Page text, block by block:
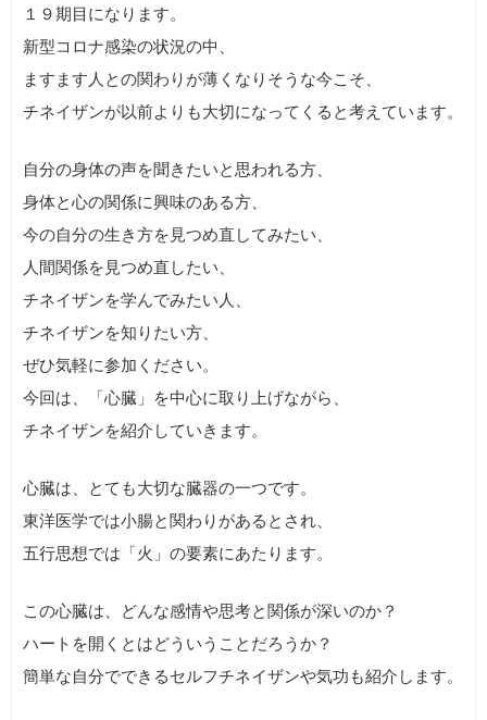
１９期目になります。
新型コロナ感染の状況の中、
ますます人との関わりが薄くなりそうな今こそ、
チネイザンが以前よりも大切になってくると考えています。
自分の身体の声を聞きたいと思われる方、
身体と心の関係に興味のある方、
今の自分の生き方を見つめ直してみたい、
人間関係を見つめ直したい、
チネイザンを学んでみたい人、
チネイザンを知りたい方、
ぜひ気軽に参加ください。
今回は、「心臓」を中心に取り上げながら、
チネイザンを紹介していきます。
心臓は、とても大切な臓器の一つです。
東洋医学では小腸と関わりがあるとされ、
五行思想では「火」の要素にあたります。
この心臓は、どんな感情や思考と関係が深いのか？
ハートを開くとはどういうことだろうか？
簡単な自分でできるセルフチネイザンや気功も紹介します。